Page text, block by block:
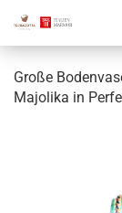
Große
Majolika in